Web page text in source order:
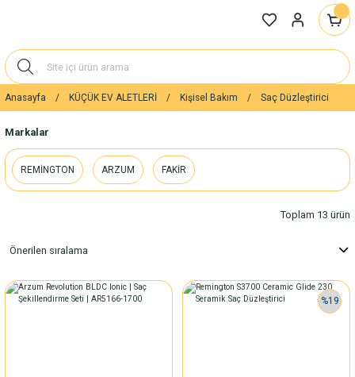
Anasayfa KÜÇÜK EV ALETLERİ Kişisel Bakım Saç Düzleştirici
Markalar
REMİNGTON ARZUM FAKİR
Toplam 13 ürün
%19